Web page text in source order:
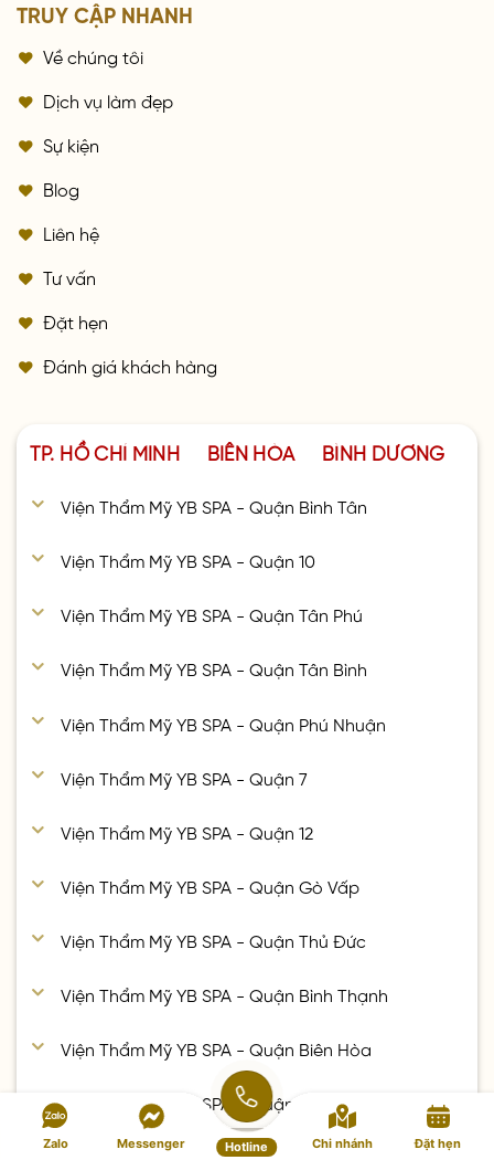
TRUY CẬP NHANH
Về chúng tôi
Dịch vụ làm đẹp
Sự kiện
Blog
Liên hệ
Tư vấn
Đặt hẹn
Đánh giá khách hàng
TP. HỒ CHÍ MINH BIÊN HÒA BÌNH DƯƠNG
Viện Thẩm Mỹ YB SPA - Quận Bình Tân
Viện Thẩm Mỹ YB SPA - Quận 10
Viện Thẩm Mỹ YB SPA - Quận Tân Phú
Viện Thẩm Mỹ YB SPA - Quận Tân Bình
Viện Thẩm Mỹ YB SPA - Quận Phú Nhuận
Viện Thẩm Mỹ YB SPA - Quận 7
Viện Thẩm Mỹ YB SPA - Quận 12
Viện Thẩm Mỹ YB SPA - Quận Gò Vấp
Viện Thẩm Mỹ YB SPA - Quận Thủ Đức
Viện Thẩm Mỹ YB SPA - Quận Bình Thạnh
Viện Thẩm Mỹ YB SPA - Quận Biên Hòa
Viện Thẩm Mỹ YB SPA - Quận Bình Dương
Zalo Messenger Hotline Chi nhánh Đặt hẹn